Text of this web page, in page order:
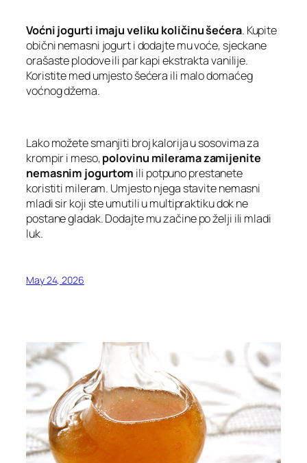
Voćni jogurti imaju veliku količinu šećera. Kupite
obični nemasni jogurt i dodajte mu voće, sjeckane
orašaste plodove ili par kapi ekstrakta vanilije.
Koristite med umjesto šećera ili malo domaćeg
voćnog džema.
Lako možete smanjiti broj kalorija u sosovima za
krompir i meso,polovinu milerama zamijenite
nemasnim jogurtom ili potpuno prestanete
koristiti mileram. Umjesto njega stavite nemasni
mladi sir koji ste umutili u multipraktiku dok ne
postane gladak. Dodajte mu začine po želji ili mladi
luk.
May 24, 2026